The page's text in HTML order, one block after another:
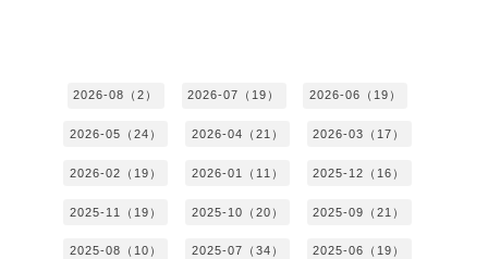
2026-08（2） 2026-07（19） 2026-06（19）
2026-05（24） 2026-04（21） 2026-03（17）
2026-02（19） 2026-01（11） 2025-12（16）
2025-11（19） 2025-10（20） 2025-09（21）
2025-08（10） 2025-07（34） 2025-06（19）